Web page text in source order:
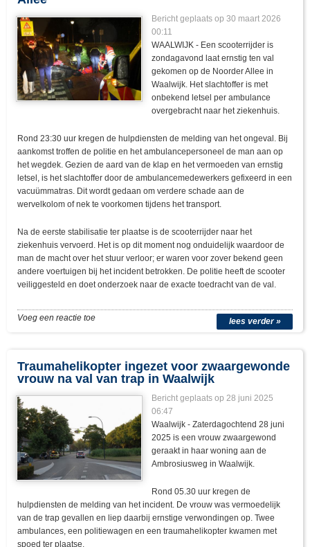
Bericht geplaats op 30 maart 2026
00:11
WAALWIJK - Een scooterrijder is
zondagavond laat ernstig ten val
gekomen op de Noorder Allee in
Waalwijk. Het slachtoffer is met
onbekend letsel per ambulance
overgebracht naar het ziekenhuis.
Rond 23:30 uur kregen de hulpdiensten de melding van het ongeval. Bij
aankomst troffen de politie en het ambulancepersoneel de man aan op
het wegdek. Gezien de aard van de klap en het vermoeden van ernstig
letsel, is het slachtoffer door de ambulancemedewerkers gefixeerd in een
vacuümmatras. Dit wordt gedaan om verdere schade aan de
wervelkolom of nek te voorkomen tijdens het transport.
Na de eerste stabilisatie ter plaatse is de scooterrijder naar het
ziekenhuis vervoerd. Het is op dit moment nog onduidelijk waardoor de
man de macht over het stuur verloor; er waren voor zover bekend geen
andere voertuigen bij het incident betrokken. De politie heeft de scooter
veiliggesteld en doet onderzoek naar de exacte toedracht van de val.
lees verder »
Voeg een reactie toe
Traumahelikopter ingezet voor zwaargewonde
vrouw na val van trap in Waalwijk
Bericht geplaats op 28 juni 2025
06:47
Waalwijk - Zaterdagochtend 28 juni
2025 is een vrouw zwaargewond
geraakt in haar woning aan de
Ambrosiusweg in Waalwijk.
Rond 05.30 uur kregen de
hulpdiensten de melding van het incident. De vrouw was vermoedelijk
van de trap gevallen en liep daarbij ernstige verwondingen op. Twee
ambulances, een politiewagen en een traumahelikopter kwamen met
spoed ter plaatse.